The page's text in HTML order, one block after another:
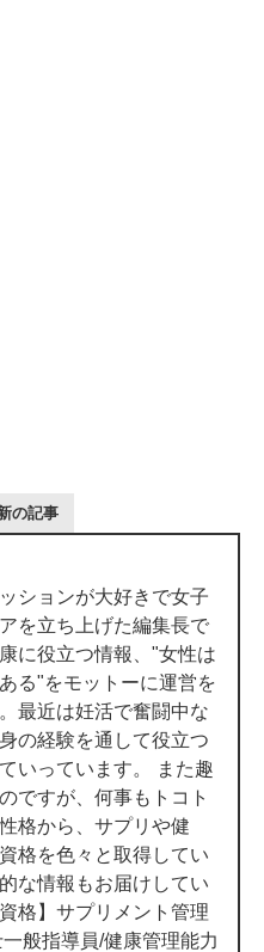
の記事
ションが大好きで女子
を立ち上げた編集長で
に役立つ情報、"女性は
る"をモットーに運営を
最近は妊活で奮闘中な
の経験を通して役立つ
いっています。 また趣
ですが、何事もトコト
格から、サプリや健
格を色々と取得してい
な情報もお届けしてい
格】サプリメント管理
般指導員/健康管理能力